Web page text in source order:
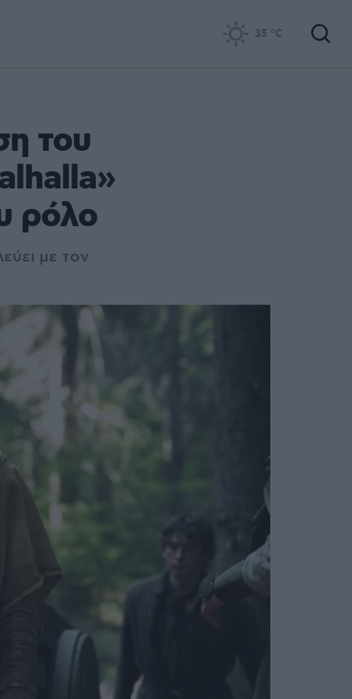
35 °C
του
ρόλο
με τον